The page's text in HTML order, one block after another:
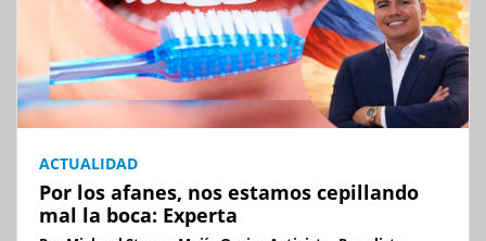
ACTUALIDAD
Por los afanes, nos estamos cepillando
mal la boca: Experta